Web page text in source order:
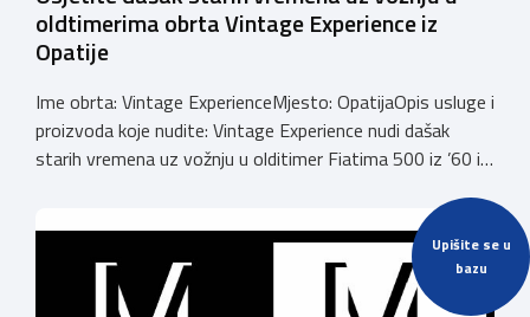
Upišite se u
bazu
oldtimerima obrta Vintage Experience iz
Opatije
Ime obrta: Vintage ExperienceMjesto: OpatijaOpis usluge i
proizvoda koje nudite: Vintage Experience nudi dašak
starih vremena uz vožnju u olditimer Fiatima 500 iz ’60 i
i piknik, sve kreće od 59€.Nazovite nas na 0996605600 ili
provjerite sve na našem web-u
https://vintageexperience.eu/.Veselimo se vidjeti vas.
vintageopatija@gmail.comBroj telefona: […]